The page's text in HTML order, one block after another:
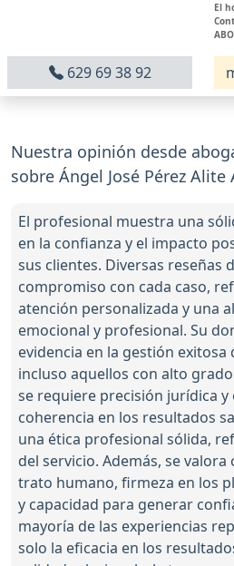
El
629 69 38 92
Nuestra opinión desde
sobre Ángel José Pérez Alite
El profesional muestra una
en la confianza y el impacto
sus clientes. Diversas reseñas
compromiso con cada caso,
atención personalizada y una
emocional y profesional. Su
evidencia en la gestión
incluso aquellos con alto
se requiere precisión jurídica y
coherencia en los resultados
una ética profesional sólida,
del servicio. Además, se
trato humano, firmeza en los
y capacidad para generar
mayoría de las experiencias
solo la eficacia en los